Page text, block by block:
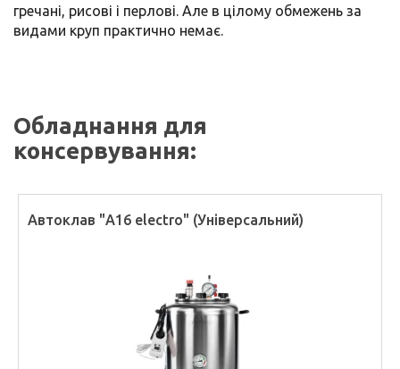
гречані, рисові і перлові. Але в цілому обмежень за
видами круп практично немає.
Обладнання для
консервування:
Автоклав "А16 electro" (Універсальний)